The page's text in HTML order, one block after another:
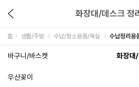
화장대/데스크 정
홈 생활/주방 수납/청소용품/욕실 수납정리용
바구니/바스켓 화장대/
우산꽂이